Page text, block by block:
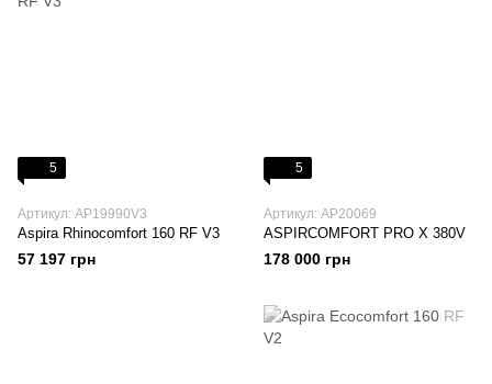
5
Артикул: AP19990V3
Aspira Rhinocomfort 160 RF V3
57 197 грн
5
Артикул: AP20069
ASPIRCOMFORT PRO X 380V
178 000 грн